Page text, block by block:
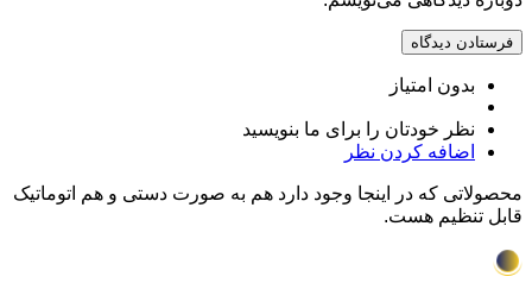
بدون امتیاز
نظر خودتان را برای ما بنویسید
اضافه کردن نظر
محصولاتی که در اینجا وجود دارد هم به صورت دستی و هم اتوماتیک
قابل تنظیم هست.